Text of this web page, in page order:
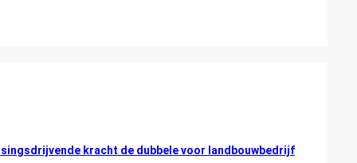
kracht de dubbele voor landbouwbedrijf